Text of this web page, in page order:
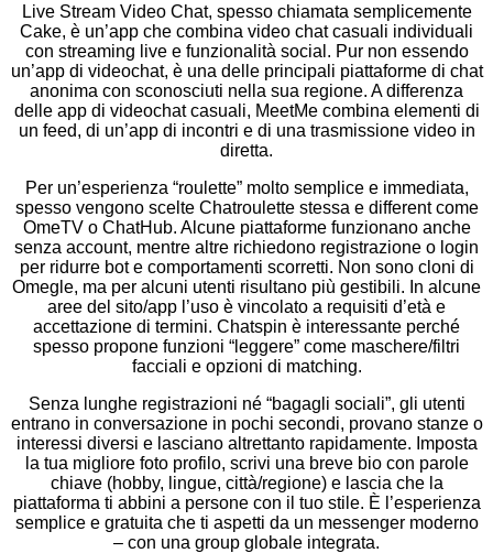
Live Stream Video Chat, spesso chiamata semplicemente
Cake, è un’app che combina video chat casuali individuali
con streaming live e funzionalità social. Pur non essendo
un’app di videochat, è una delle principali piattaforme di chat
anonima con sconosciuti nella sua regione. A differenza
delle app di videochat casuali, MeetMe combina elementi di
un feed, di un’app di incontri e di una trasmissione video in
diretta.
Per un’esperienza “roulette” molto semplice e immediata,
spesso vengono scelte Chatroulette stessa e different come
OmeTV o ChatHub. Alcune piattaforme funzionano anche
senza account, mentre altre richiedono registrazione o login
per ridurre bot e comportamenti scorretti. Non sono cloni di
Omegle, ma per alcuni utenti risultano più gestibili. In alcune
aree del sito/app l’uso è vincolato a requisiti d’età e
accettazione di termini. Chatspin è interessante perché
spesso propone funzioni “leggere” come maschere/filtri
facciali e opzioni di matching.
Senza lunghe registrazioni né “bagagli sociali”, gli utenti
entrano in conversazione in pochi secondi, provano stanze o
interessi diversi e lasciano altrettanto rapidamente. Imposta
la tua migliore foto profilo, scrivi una breve bio con parole
chiave (hobby, lingue, città/regione) e lascia che la
piattaforma ti abbini a persone con il tuo stile. È l’esperienza
semplice e gratuita che ti aspetti da un messenger moderno
– con una group globale integrata.